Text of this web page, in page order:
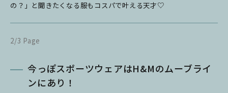
の？」と聞きたくなる服もコスパで叶える天才♡
2/3 Page
今っぽスポーツウェアはH&Mのムーブライ
ンにあり！